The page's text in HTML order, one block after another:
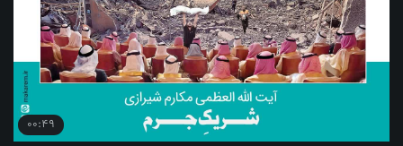
00:49